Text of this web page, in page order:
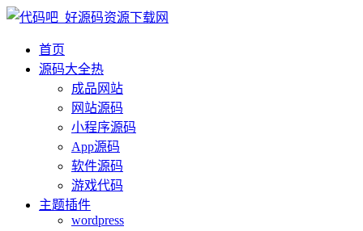
首页
源码大全热
成品网站
网站源码
小程序源码
App源码
软件源码
游戏代码
主题插件
wordpress